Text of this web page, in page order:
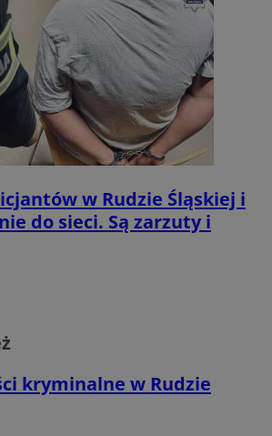
w Rudzie Śląskiej i
do sieci. Są zarzuty i
kryminalne w Rudzie